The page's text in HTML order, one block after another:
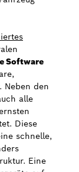
Software
Neben den
alle
Diese
schnelle,
Eine